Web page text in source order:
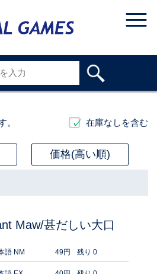
。 在庫なしを含む
価格(高い順)
Maw/甚だしい大口
語 NM 49円 残り 0